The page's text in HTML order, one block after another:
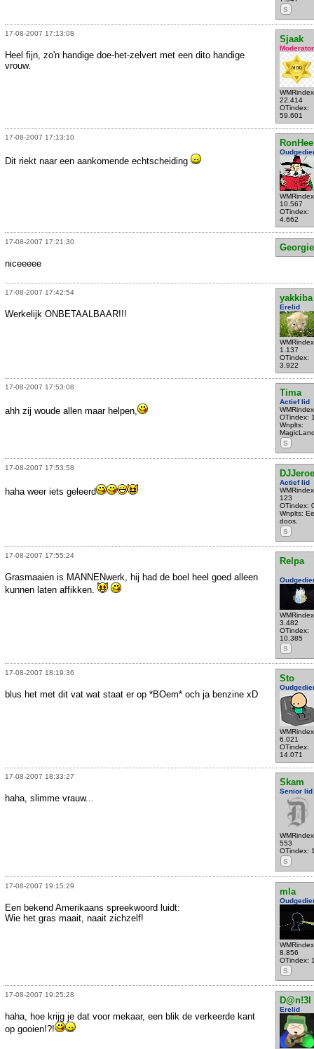
S
17-08-2007 17:13:08
Sjaak
Moderator
22.414
OTindex:
59.601
Heel fijn, zo'n handige doe-het-zelvert met een dito handige
vrouw.
17-08-2007 17:13:10
RonHee
10.567
OTindex:
4.662
Dit riekt naar een aankomende echtscheiding
17-08-2007 17:21:30
niceeeee
17-08-2007 17:42:54
yakkiba
Erelid
1.137
OTindex:
3.922
Werkelijk ONBETAALBAAR!!!
17-08-2007 17:53:08
Tima
Actief lid
OTindex:
Wnplts:
S
ahh zij woude allen maar helpen,
17-08-2007 17:53:58
Actief lid
123
OTindex:
Wnplts:
doos.
S
haha weer iets geleerd
17-08-2007 17:55:24
Relpa
3.482
OTindex:
10.385
S
Grasmaaien is MANNENwerk, hij had de boel heel goed alleen
kunnen laten affikken.
17-08-2007 18:19:36
Sto
6.021
OTindex:
14.071
blus het met dit vat wat staat er op *BOem* och ja benzine xD
17-08-2007 18:33:27
Skam
Senior lid
553
OTindex:
S
haha, slimme vrauw...
17-08-2007 19:15:29
mla
8.856
OTindex:
S
Een bekend Amerikaans spreekwoord luidt:
Wie het gras maait, naait zichzelf!
17-08-2007 19:25:28
D@n!3l
Erelid
haha, hoe krijg je dat voor mekaar, een blik de verkeerde kant
op gooien!?!